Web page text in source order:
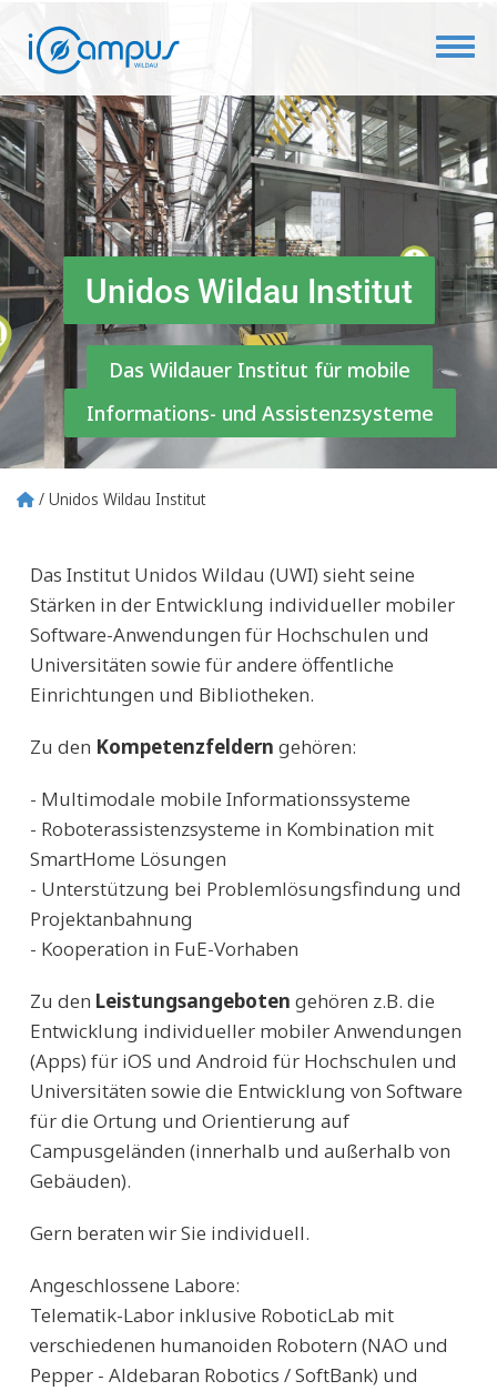
Unidos Wildau Institut
Das Wildauer Institut für mobile
Informations- und Assistenzsysteme
Pfadnavigation
Unidos Wildau Institut
Das Institut Unidos Wildau (UWI) sieht seine
Stärken in der Entwicklung individueller mobiler
Software-Anwendungen für Hochschulen und
Universitäten sowie für andere öffentliche
Einrichtungen und Bibliotheken.
Zu den Kompetenzfeldern gehören:
- Multimodale mobile Informationssysteme
- Roboterassistenzsysteme in Kombination mit
SmartHome Lösungen
- Unterstützung bei Problemlösungsfindung und
Projektanbahnung
- Kooperation in FuE-Vorhaben
Zu den Leistungsangeboten gehören z.B. die
Entwicklung individueller mobiler Anwendungen
(Apps) für iOS und Android für Hochschulen und
Universitäten sowie die Entwicklung von Software
für die Ortung und Orientierung auf
Campusgeländen (innerhalb und außerhalb von
Gebäuden).
Gern beraten wir Sie individuell.
Angeschlossene Labore:
Telematik-Labor inklusive RoboticLab mit
verschiedenen humanoiden Robotern (NAO und
Pepper - Aldebaran Robotics / SoftBank) und